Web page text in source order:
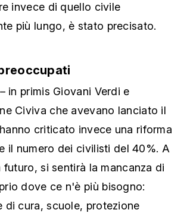
invece di quello civile
più lungo, è stato precisato.
in primis Giovani Verdi e
Civiva che avevano lanciato il
criticato invece una riforma
il numero dei civilisti del 40%. A
si sentirà la mancanza di
dove ce n'è più bisogno:
di cura, scuole, protezione